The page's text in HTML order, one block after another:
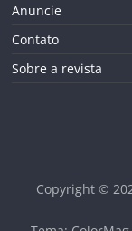
Anuncie
Contato
Sobre a revista
Copyright ©